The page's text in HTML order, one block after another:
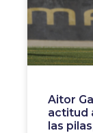
Aitor
actitud
las